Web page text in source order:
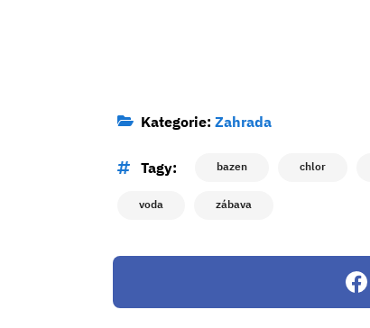
Kategorie: Zahrada
Tagy: bazen chlor
voda zábava